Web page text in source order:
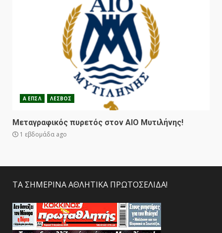
Α ΕΠΣΛ ΛΕΣΒΟΣ
Μεταγραφικός πυρετός στον ΑΙΟ Μυτιλήνης!
1 εβδομάδα ago
ΤΑ ΣΗΜΕΡΙΝΑ ΑΘΛΗΤΙΚΑ ΠΡΩΤΟΣΕΛΙΔΑ!